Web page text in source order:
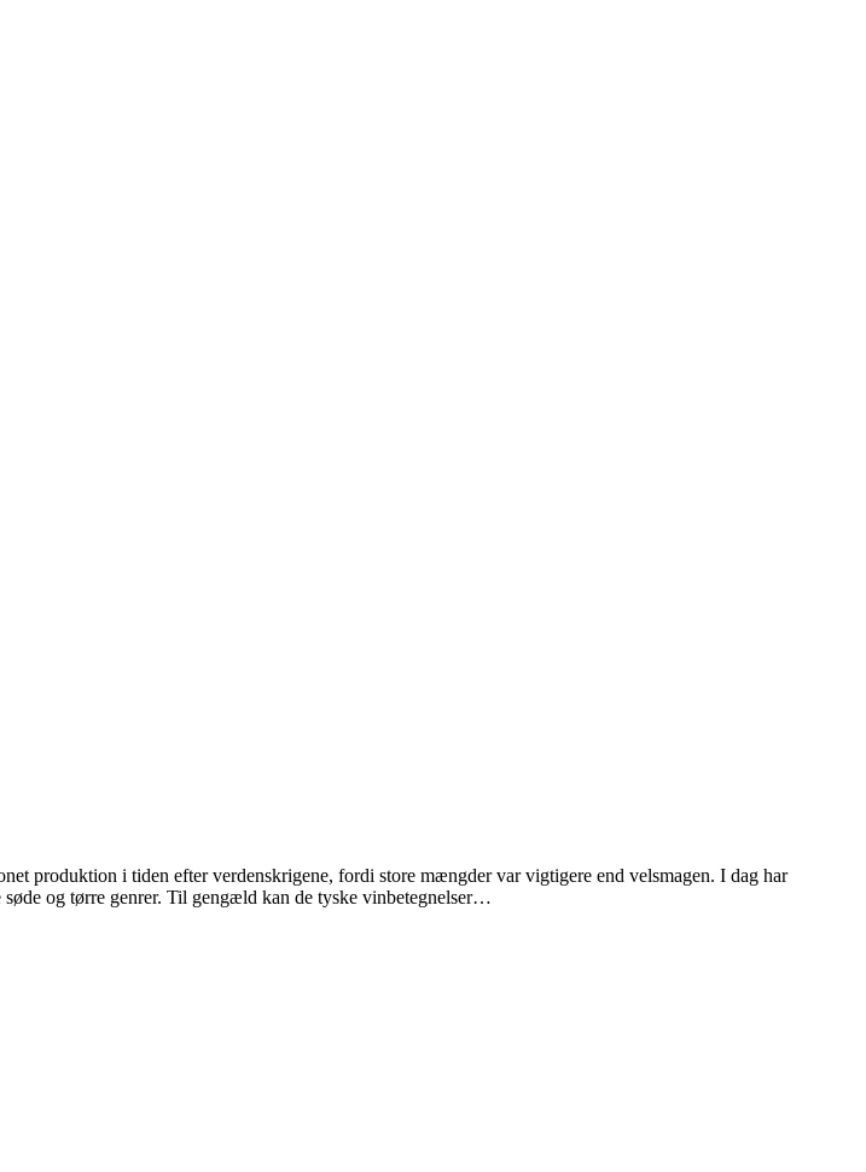
produktion i tiden efter verdenskrigene, fordi store mængder var vigtigere end velsmagen. I dag har
og tørre genrer. Til gengæld kan de tyske vinbetegnelser…